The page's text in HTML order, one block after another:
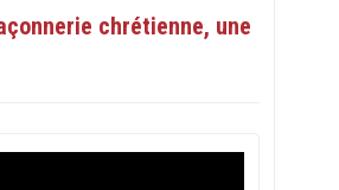
chrétienne, une